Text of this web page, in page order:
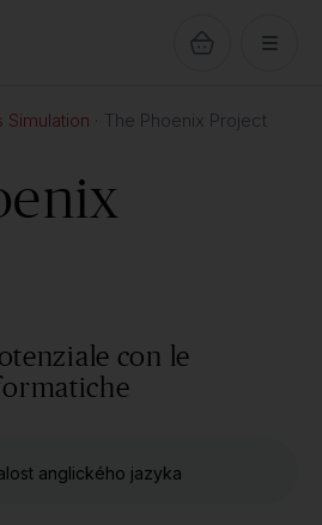
Simulation The Phoenix Project
con le
anglického jazyka